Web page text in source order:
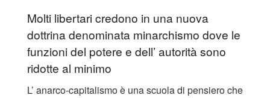
Molti libertari credono in una nuova
dottrina denominata minarchismo dove le
funzioni del potere e dell’ autorità sono
ridotte al minimo
L’ anarco-capitalismo è una scuola di pensiero che